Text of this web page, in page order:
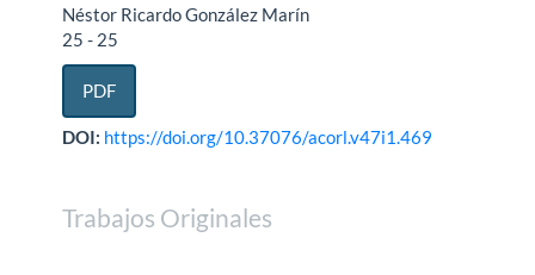
Néstor Ricardo González Marín
25 - 25
PDF
DOI: https://doi.org/10.37076/acorl.v47i1.469
Trabajos Originales